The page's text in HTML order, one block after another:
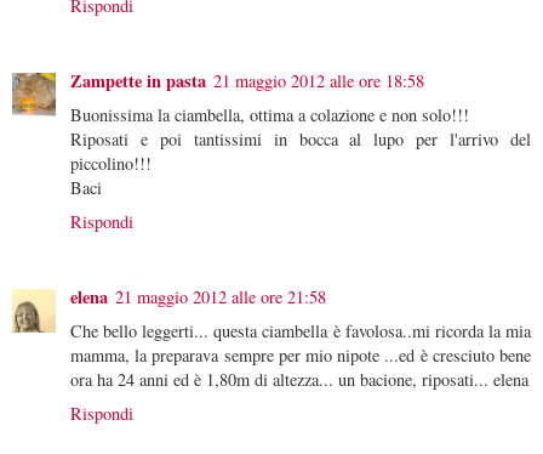
Rispondi
Zampette in pasta 21 maggio 2012 alle ore 18:58
Buonissima la ciambella, ottima a colazione e non solo!!!
Riposati e poi tantissimi in bocca al lupo per l'arrivo del
piccolino!!!
Baci
Rispondi
elena 21 maggio 2012 alle ore 21:58
Che bello leggerti... questa ciambella è favolosa..mi ricorda la mia
mamma, la preparava sempre per mio nipote ...ed è cresciuto bene
ora ha 24 anni ed è 1,80m di altezza... un bacione, riposati... elena
Rispondi